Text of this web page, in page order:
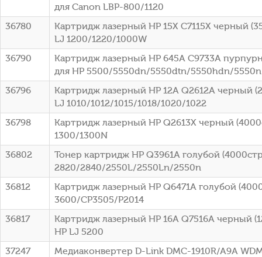
для Canon LBP-800/1120
36780
Картридж лазерный HP 15X C7115X черный
LJ 1200/1220/1000W
36790
Картридж лазерный HP 645A C9733A
для HP 5500/5550dn/5550dtn/5550hdn/5550n
36796
Картридж лазерный HP 12A Q2612A черный
LJ 1010/1012/1015/1018/1020/1022
36798
Картридж лазерный HP Q2613X черный
1300/1300N
36802
Тонер картридж HP Q3961A голубой
2820/2840/2550L/2550Ln/2550n
36812
Картридж лазерный HP Q6471A голубой
3600/CP3505/P2014
36817
Картридж лазерный HP 16A Q7516A черный
HP LJ 5200
37247
Медиаконвертер D-Link DMC-1910R/A9A